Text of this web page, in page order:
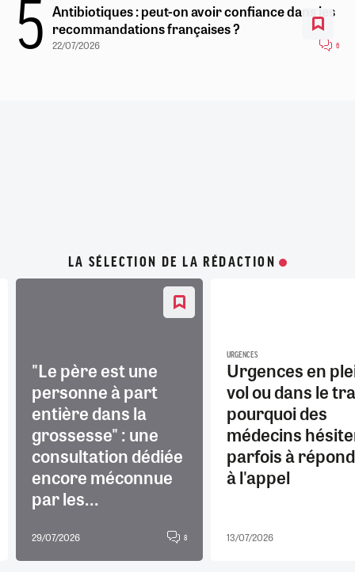
Antibiotiques : peut-on avoir confiance dans les
recommandations françaises ?
22/07/2026 6
LA SÉLECTION DE LA RÉDACTION
"Le père est une
personne à part
entière dans la
grossesse" : une
consultation dédiée
encore méconnue
par les...
29/07/2026 8
URGENCES
Urgences en
vol ou dans le
pourquoi des
médecins
parfois à
à l'appel
13/07/2026